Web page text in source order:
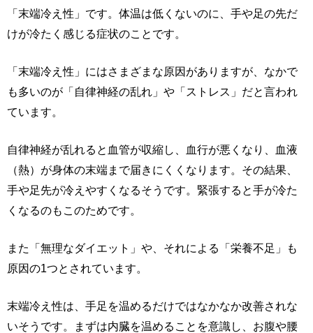
「末端冷え性」です。体温は低くないのに、手や足の先だ
けが冷たく感じる症状のことです。
「末端冷え性」にはさまざまな原因がありますが、なかで
も多いのが「自律神経の乱れ」や「ストレス」だと言われ
ています。
自律神経が乱れると血管が収縮し、血行が悪くなり、血液
（熱）が身体の末端まで届きにくくなります。その結果、
手や足先が冷えやすくなるそうです。緊張すると手が冷た
くなるのもこのためです。
また「無理なダイエット」や、それによる「栄養不足」も
原因の1つとされています。
末端冷え性は、手足を温めるだけではなかなか改善されな
いそうです。まずは内臓を温めることを意識し、お腹や腰